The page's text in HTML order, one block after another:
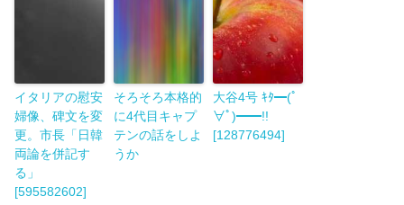
イタリアの慰安
婦像、碑文を変
更。市長「日韓
両論を併記す
る」
[595582602]
そろそろ本格的
に4代目キャプ
テンの話をしよ
うか
大谷4号 ｷﾀ━(ﾟ
∀ﾟ)━━!!
[128776494]